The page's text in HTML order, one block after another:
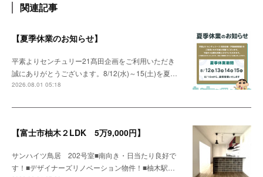
関連記事
【夏季休業のお知らせ】
平素よりセンチュリー21髙田企画をご利用いただき
誠にありがとうございます。8/12(水)～15(土)を夏…
2026.08.01 05:18
【富士市柚木２LDK 5万9,000円】
サンハイツ鳥居 202号室■南向き・日当たり良好で
す！■デザイナーズリノベーション物件！■柚木駅…